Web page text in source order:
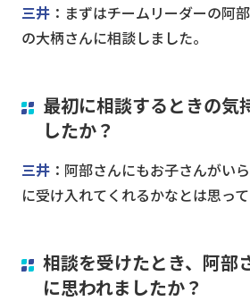
三井 ：まずはチームリーダーの阿
の大柄さんに相談しました。
最初に相談するときの気
したか？
三井 ：阿部さんにもお子さんがい
に受け入れてくれるかなとは思って
相談を受けたとき、阿部
に思われましたか？